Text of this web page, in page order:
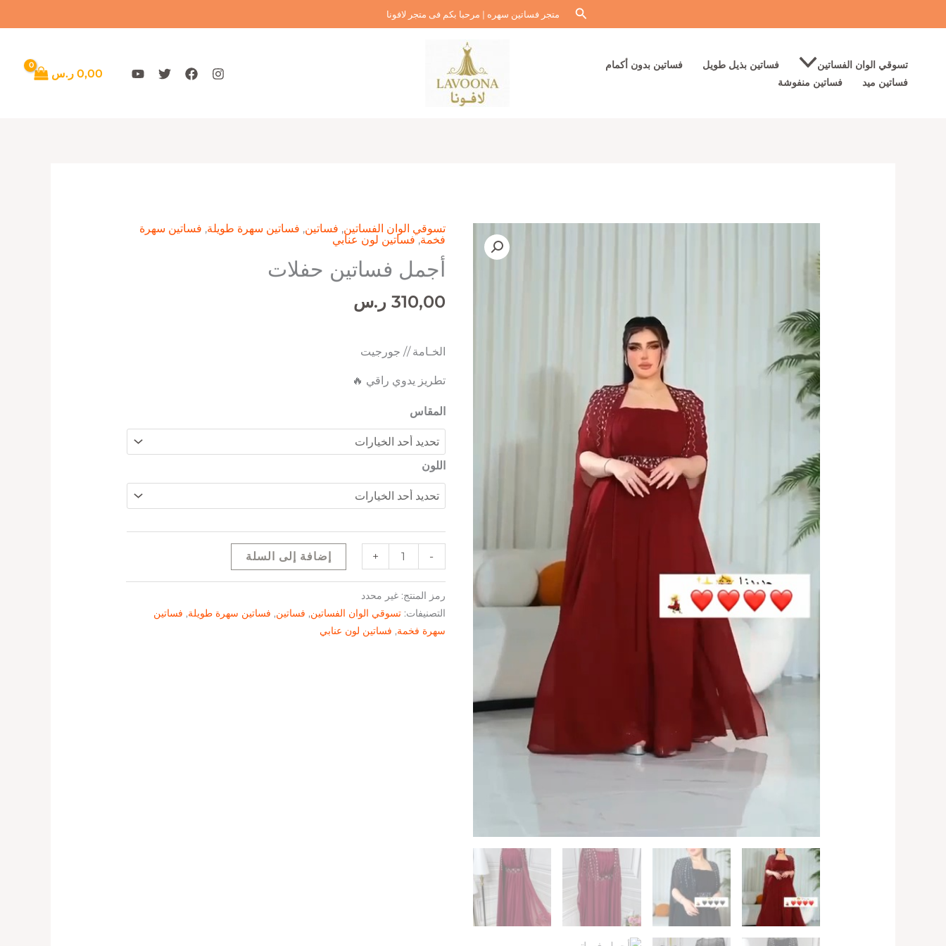
إلى
البحثمتجر فساتين سهره | مرحبا بكم فى متجر لافونا
تسوقي الوان الفساتين فساتين بذيل طويل
فساتين بدون أكمام
فساتين ميد
فساتين منفوشة
0,00 ر.س
تسوقي الوان الفساتين, فساتين, فساتين سهرة طويلة, فساتين سهرة
فخمة, فساتين لون عنابي
أجمل فساتين حفلات
310,00 ر.س
الخـامة // جورجيت
تطريز يدوي راقي 🔥
المقاس
اللون
-
أجمل
فساتين
+ إضافة إلى السلة
رمز المنتج:غير محدد
التصنيفات:تسوقي الوان الفساتين, فساتين, فساتين سهرة طويلة, فساتين
سهرة فخمة, فساتين لون عنابي